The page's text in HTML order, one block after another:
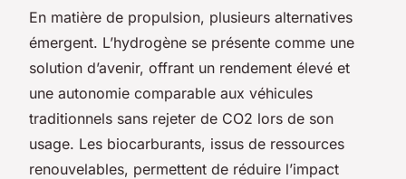
En matière de propulsion, plusieurs alternatives
émergent. L’hydrogène se présente comme une
solution d’avenir, offrant un rendement élevé et
une autonomie comparable aux véhicules
traditionnels sans rejeter de CO2 lors de son
usage. Les biocarburants, issus de ressources
renouvelables, permettent de réduire l’impact